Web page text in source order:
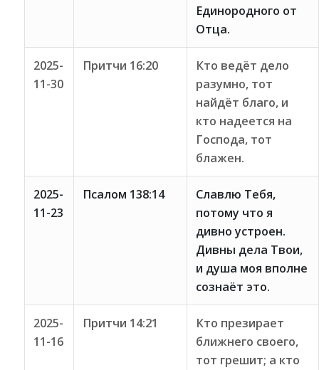
Единородного от
Отца.
2025-
11-30
Притчи 16:20
Кто ведёт дело
разумно, тот
найдёт благо, и
кто надеется на
Господа, тот
блажен.
2025-
11-23
Псалом 138:14
Славлю Тебя,
потому что я
дивно устроен.
Дивны дела Твои,
и душа моя вполне
сознаёт это.
2025-
11-16
Притчи 14:21
Кто презирает
ближнего своего,
тот грешит; а кто